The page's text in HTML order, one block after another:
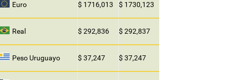
Euro $ 1716,013 $ 1730,123
Real $ 292,836 $ 292,837
Peso Uruguayo $ 37,247 $ 37,247